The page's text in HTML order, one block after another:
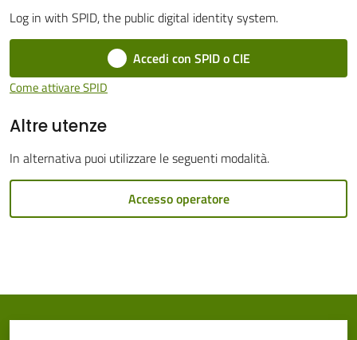
Trasparente
Tutti
argomenti...
Log in with SPID, the public digital identity system.
Accedi con SPID o CIE
Come attivare SPID
Altre utenze
In alternativa puoi utilizzare le seguenti modalità.
Accesso operatore